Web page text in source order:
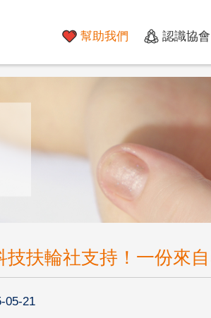
幫助我們 認識協會
技扶輪社支持！一份來
05-21